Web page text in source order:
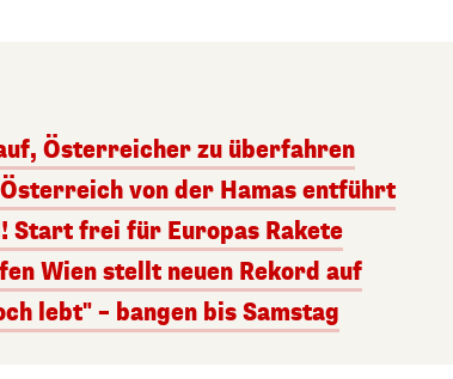
Österreicher zu überfahren
von der Hamas entführt
Start frei für Europas Rakete
Wien stellt neuen Rekord auf
lebt" – bangen bis Samstag